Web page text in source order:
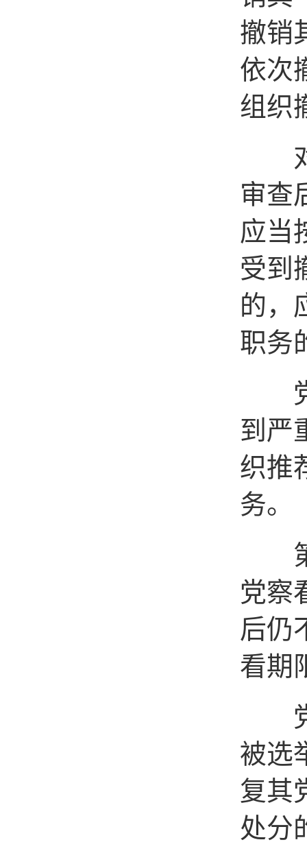
撤销
依次
组织
对
审查
应当
受到
的，
职务
党
到严
织推
务。
第
党察
后仍
看期
党
被选
复其
处分